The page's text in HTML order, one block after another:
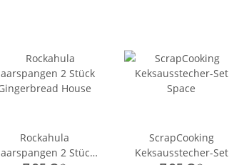
Rockahula
2 Stück
ScrapCooking
Keksausstecher-Set